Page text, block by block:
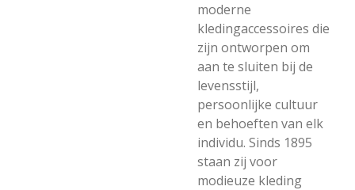
moderne
kledingaccessoires die
zijn ontworpen om
aan te sluiten bij de
levensstijl,
persoonlijke cultuur
en behoeften van elk
individu. Sinds 1895
staan zij voor
modieuze kleding